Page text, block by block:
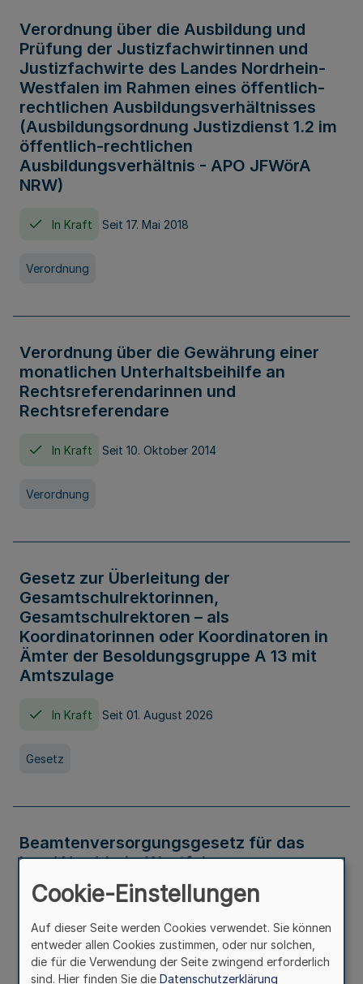
Verordnung über die Ausbildung und
Prüfung der Justizfachwirtinnen und
Justizfachwirte des Landes Nordrhein-
Westfalen im Rahmen eines öffentlich-
rechtlichen Ausbildungsverhältnisses
(Ausbildungsordnung Justizdienst 1.2 im
öffentlich-rechtlichen
Ausbildungsverhältnis - APO JFWörA
NRW)
In Kraft Seit 17. Mai 2018
Verordnung
Verordnung über die Gewährung einer
monatlichen Unterhaltsbeihilfe an
Rechtsreferendarinnen und
Rechtsreferendare
In Kraft Seit 10. Oktober 2014
Verordnung
Gesetz zur Überleitung der
Gesamtschulrektorinnen,
Gesamtschulrektoren – als
Koordinatorinnen oder Koordinatoren in
Ämter der Besoldungsgruppe A 13 mit
Amtszulage
In Kraft Seit 01. August 2026
Gesetz
Beamtenversorgungsgesetz für das
Land Nordrhein-Westfalen
(Landesbeamtenversorgungsgesetz -
LBeamtVG NRW)
In Kraft Seit 01. Juli 2016
Cookie-Einstellungen
Auf dieser Seite werden Cookies verwendet. Sie können
entweder allen Cookies zustimmen, oder nur solchen,
die für die Verwendung der Seite zwingend erforderlich
sind. Hier finden Sie die Datenschutzerklärung